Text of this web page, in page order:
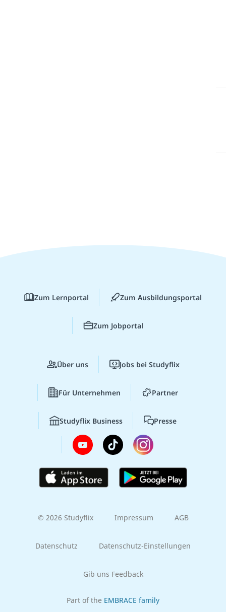
Zum Lernportal Zum Ausbildungsportal
Zum Jobportal
Über uns Jobs bei Studyflix
Für Unternehmen Partner
Studyflix Business Presse
© 2026 Studyflix Impressum AGB
Datenschutz Datenschutz-Einstellungen
Gib uns Feedback
Part of the EMBRACE family